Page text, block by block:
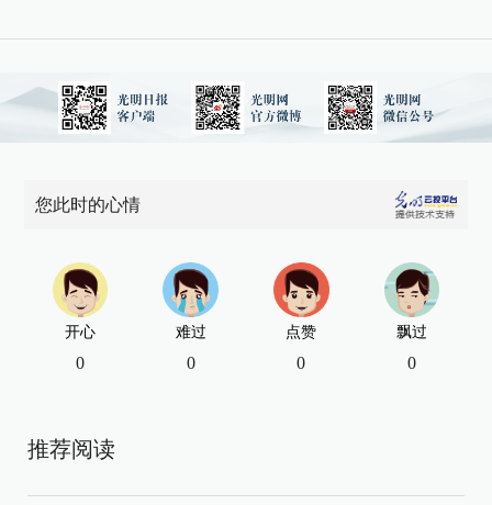
您此时的心情
开心
0
难过
0
点赞
0
飘过
0
推荐阅读